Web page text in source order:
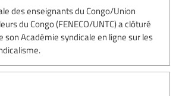
des enseignants du Congo/Union
du Congo (FENECO/UNTC) a clôturé
Académie syndicale en ligne sur les